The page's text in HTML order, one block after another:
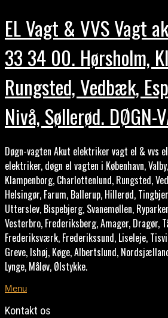
EL Vagt & VVS Vagt
33 34 00. Hørsholm,
Rungsted, Vedbæk,
Nivå, Søllerød. DØGN-
Døgn-vagten Akut elektriker vagt el & vvs
elektriker, døgn el vagten i København,
Klampenborg, Charlottenlund, Rungsted,
Helsingør, Farum, Ballerup, Hillerød,
Utterslev, Bispebjerg, Svanemøllen,
Vesterbro, Frederiksberg, Amager, Dragør,
Frederiksværk, Frederikssund, Liseleje,
Greve, Ishøj, Køge, Albertslund,
Lynge, Måløv, Ølstykke.
Menu
Kontakt os